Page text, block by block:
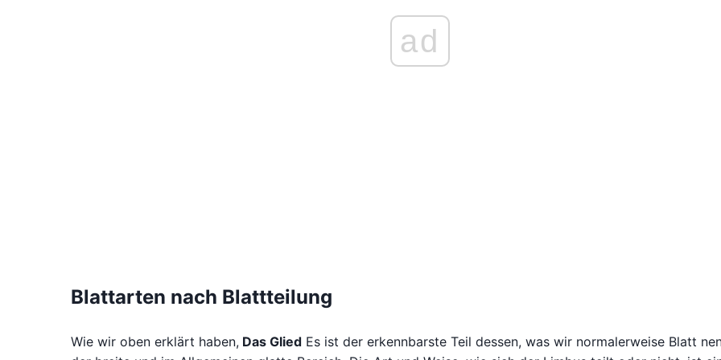
ad
Blattarten nach Blattteilung
Wie wir oben erklärt haben, Das Glied Es ist der erkennbarste Teil dessen, was wir normalerweise Blatt